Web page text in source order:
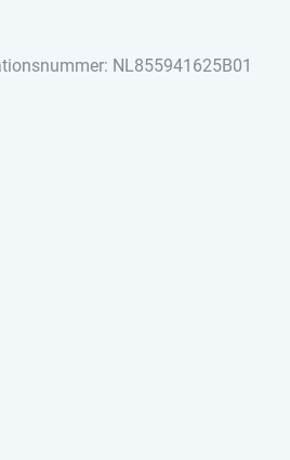
NL855941625B01